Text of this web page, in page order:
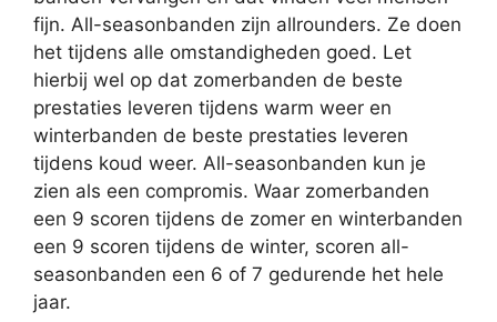
fijn. All-seasonbanden zijn allrounders. Ze doen
het tijdens alle omstandigheden goed. Let
hierbij wel op dat zomerbanden de beste
prestaties leveren tijdens warm weer en
winterbanden de beste prestaties leveren
tijdens koud weer. All-seasonbanden kun je
zien als een compromis. Waar zomerbanden
een 9 scoren tijdens de zomer en winterbanden
een 9 scoren tijdens de winter, scoren all-
seasonbanden een 6 of 7 gedurende het hele
jaar.